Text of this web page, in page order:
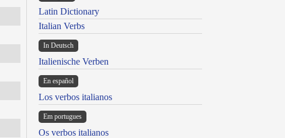
Latin Dictionary
Italian Verbs
In Deutsch
Italienische Verben
En español
Los verbos italianos
Em portugues
Os verbos italianos